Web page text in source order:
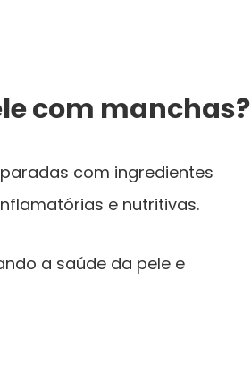
com manchas?
com ingredientes
e nutritivas.
a saúde da pele e